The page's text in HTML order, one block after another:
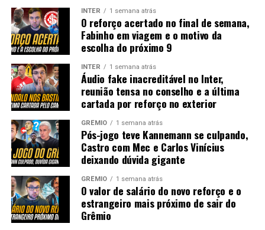
INTER 1 semana atrás
O reforço acertado no final de semana,
Fabinho em viagem e o motivo da
escolha do próximo 9
INTER 1 semana atrás
Áudio fake inacreditável no Inter,
reunião tensa no conselho e a última
cartada por reforço no exterior
GRÊMIO 1 semana atrás
Pós-jogo teve Kannemann se culpando,
Castro com Mec e Carlos Vinícius
deixando dúvida gigante
GRÊMIO 1 semana atrás
O valor de salário do novo reforço e o
estrangeiro mais próximo de sair do
Grêmio